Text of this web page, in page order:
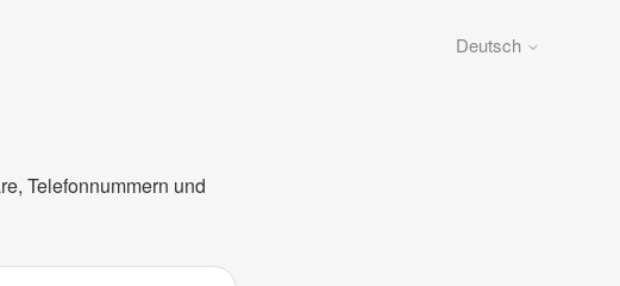
Deutsch
Telefonnummern und